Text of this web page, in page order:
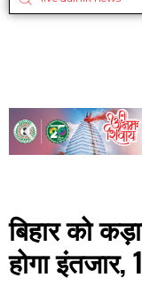
बिहार को
होगा